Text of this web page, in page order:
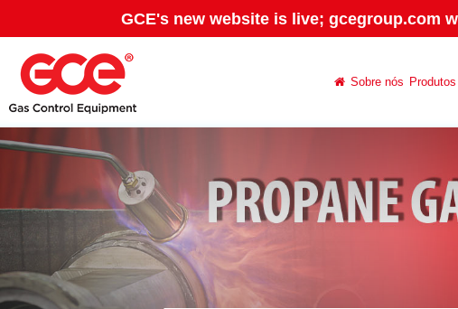
GCE's new website is live; gcegroup.com
Sobre nós Produtos